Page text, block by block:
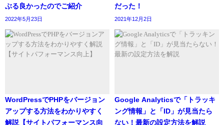
ぶる良かったのでご紹介
2022年5月23日
だった！
2021年12月2日
WordPressでPHPをバージョン
アップする方法をわかりやすく
解説【サイトパフォーマンス向
Google Analyticsで「トラッキ
ング情報」と「ID」が見当たら
ない！最新の設定方法を解説